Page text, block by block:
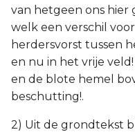
van hetgeen ons hier
welk een verschil
herdersvorst tussen
en nu in het vrije
en de blote hemel
beschutting!.
2) Uit de grondtekst